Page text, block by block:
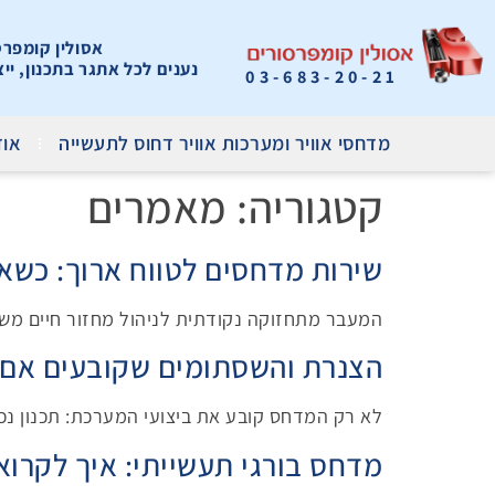
03-683-20-21
אסולין
נענים לכל אתגר בתכנון,
מדחסי אוויר ומערכות אוויר דחוס לתעשייה
קטגוריה: מאמרים
שירות מדחסים לטווח ארוך:
המעבר מתחזוקה נקודתית לניהול מחזור חיים
הצנרת והשסתומים שקובעים
לא רק המדחס קובע את ביצועי המערכת: תכנון
מדחס בורגי תעשייתי: איך